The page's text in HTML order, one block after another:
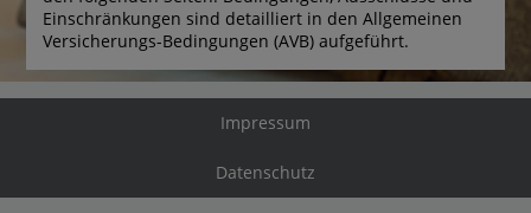
Einschränkungen sind detailliert in den Allgemeinen
Versicherungs-Bedingungen (AVB) aufgeführt.
Impressum
Datenschutz